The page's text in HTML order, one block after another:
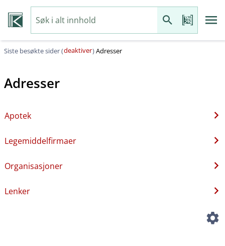
Siste besøkte sider (deaktiver)Adresser
Adresser
Apotek
Legemiddelfirmaer
Organisasjoner
Lenker